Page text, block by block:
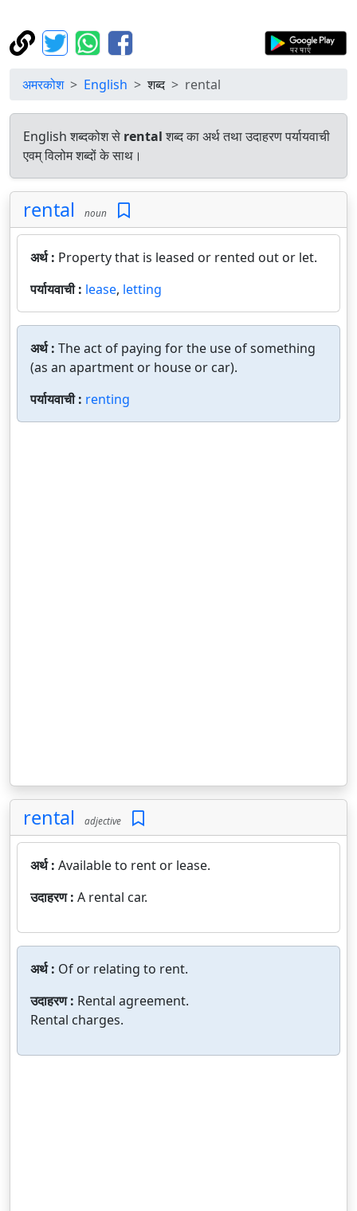
अमरकोश English शब्द rental
English शब्दकोश से rentalशब्द का अर्थ तथा उदाहरण पर्यायवाची
एवम् विलोम शब्दों के साथ।
rental noun
अर्थ : Property that is leased or rented out or let.
पर्यायवाची : lease, letting
अर्थ : The act of paying for the use of something
(as an apartment or house or car).
पर्यायवाची : renting
rental adjective
अर्थ : Available to rent or lease.
उदाहरण : A rental car.
अर्थ : Of or relating to rent.
उदाहरण : Rental agreement.
Rental charges.